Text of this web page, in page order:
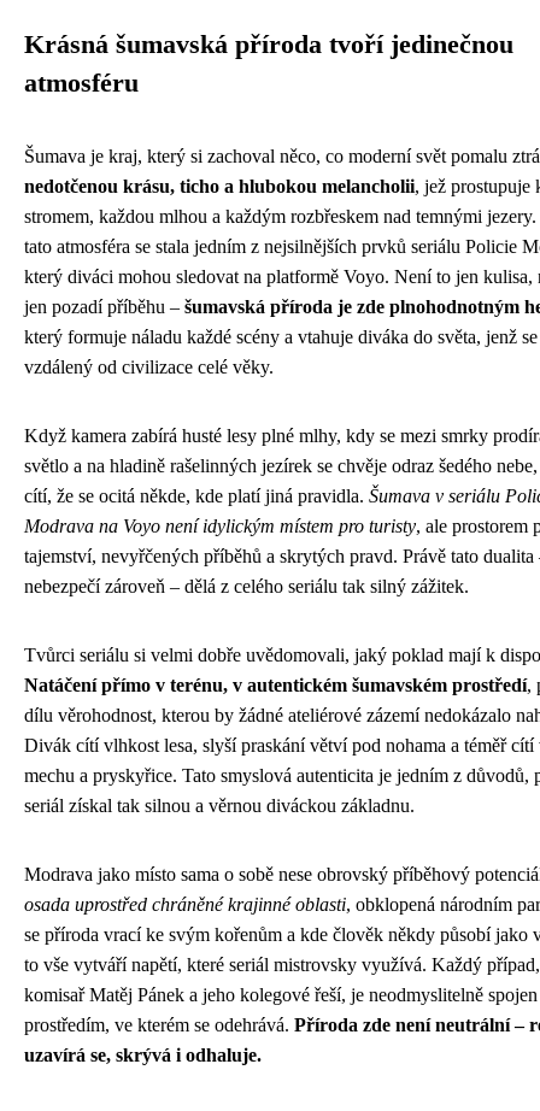
Krásná šumavská příroda tvoří jedinečnou
atmosféru
Šumava je kraj, který si zachoval něco, co moderní svět pomalu
nedotčenou krásu, ticho a hlubokou melancholii, jež prostupuje
stromem, každou mlhou a každým rozbřeskem nad temnými jezery.
tato atmosféra se stala jedním z nejsilnějších prvků seriálu Policie
který diváci mohou sledovat na platformě Voyo. Není to jen kulisa,
jen pozadí příběhu – šumavská příroda je zde plnohodnotným
který formuje náladu každé scény a vtahuje diváka do světa, jenž
vzdálený od civilizace celé věky.
Když kamera zabírá husté lesy plné mlhy, kdy se mezi smrky
světlo a na hladině rašelinných jezírek se chvěje odraz šedého
cítí, že se ocitá někde, kde platí jiná pravidla. Šumava v seriálu
Modrava na Voyo není idylickým místem pro turisty, ale prostorem
tajemství, nevyřčených příběhů a skrytých pravd. Právě tato dualita
nebezpečí zároveň – dělá z celého seriálu tak silný zážitek.
Tvůrci seriálu si velmi dobře uvědomovali, jaký poklad mají k
Natáčení přímo v terénu, v autentickém šumavském prostředí,
dílu věrohodnost, kterou by žádné ateliérové zázemí nedokázalo
Divák cítí vlhkost lesa, slyší praskání větví pod nohama a téměř cítí
mechu a pryskyřice. Tato smyslová autenticita je jedním z důvodů,
seriál získal tak silnou a věrnou diváckou základnu.
Modrava jako místo sama o sobě nese obrovský příběhový
osada uprostřed chráněné krajinné oblasti, obklopená národním
se příroda vrací ke svým kořenům a kde člověk někdy působí jako
to vše vytváří napětí, které seriál mistrovsky využívá. Každý
komisař Matěj Pánek a jeho kolegové řeší, je neodmyslitelně spojen
prostředím, ve kterém se odehrává. Příroda zde není neutrální –
uzavírá se, skrývá i odhaluje.